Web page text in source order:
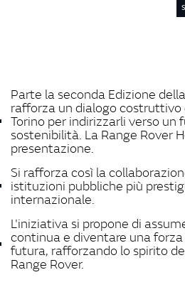
Parte la seconda Edizione
rafforza un dialogo
Torino per indirizzarli verso
sostenibilità. La Range Rover
presentazione.
Si rafforza così la
istituzioni pubbliche più
internazionale.
L'iniziativa si propone di
continua e diventare una
futura, rafforzando lo spirito
Range Rover.